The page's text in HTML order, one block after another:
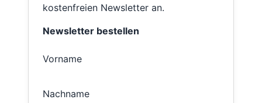
kostenfreien Newsletter an.